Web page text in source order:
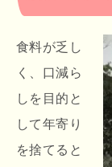
食料が乏し
く、口減ら
しを目的と
して年寄り
を捨てると